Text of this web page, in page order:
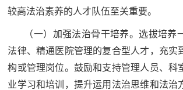
较高法治素养的人才队伍至关重要。
（一）加强法治骨干培养。选拔培养
法律、精通医院管理的复合型人才，充实
构或管理岗位。鼓励和支持管理人员、科
业学习和培训，提升运用法治思维和法治